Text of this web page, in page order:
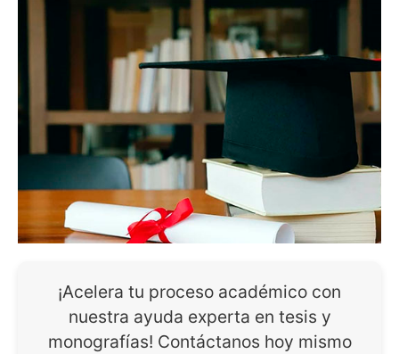
¡Acelera tu proceso académico con
nuestra ayuda experta en tesis y
monografías! Contáctanos hoy mismo